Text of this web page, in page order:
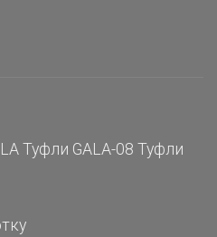
Туфли GALA-08 Туфли